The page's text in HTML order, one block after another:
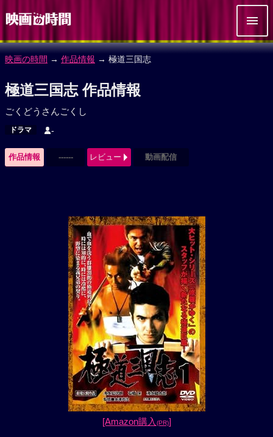
映画の時間 → 作品情報 → 極道三国志
極道三国志 作品情報
ごくどうさんごくし
ドラマ -
作品情報 ------ レビュー 動画配信
[Amazon購入 (PR)]